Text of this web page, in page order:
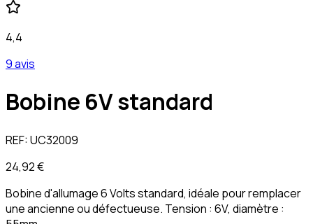
4,4
9 avis
Bobine 6V standard
REF:UC32009
24,92 €
Bobine d'allumage 6 Volts standard, idéale pour remplacer
une ancienne ou défectueuse. Tension : 6V, diamètre :